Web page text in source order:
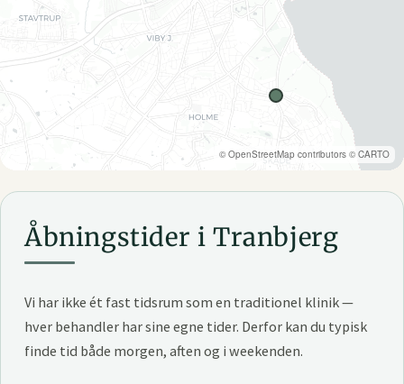
© OpenStreetMap contributors © CARTO
Åbningstider i Tranbjerg
Vi har ikke ét fast tidsrum som en traditionel klinik —
hver behandler har sine egne tider. Derfor kan du typisk
finde tid både morgen, aften og i weekenden.